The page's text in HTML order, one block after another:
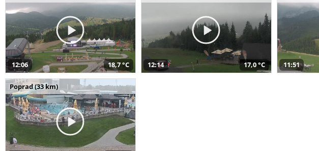
12:06 18,7 °C 12:14 17,0 °C 11:51
Poprad (33 km)